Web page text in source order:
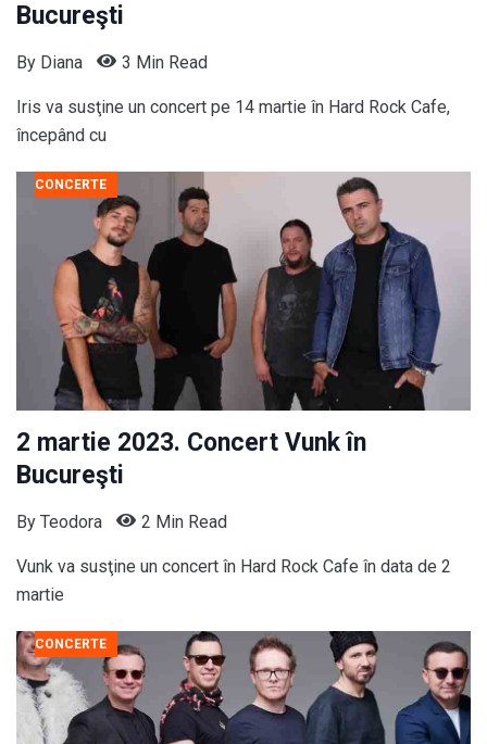
Bucureşti
By Diana 3 Min Read
Iris va susţine un concert pe 14 martie în Hard Rock Cafe,
începând cu
CONCERTE
2 martie 2023. Concert Vunk în
Bucureşti
By Teodora 2 Min Read
Vunk va susţine un concert în Hard Rock Cafe în data de 2
martie
CONCERTE